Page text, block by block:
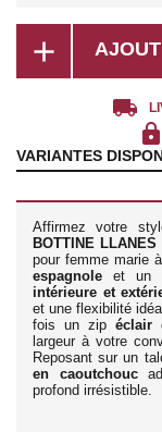
add
local_shipping
lock
VARIANTES
Affirmez votre
BOTTINE LLANES
pour femme marie
espagnole et un
intérieure et
et une flexibilité
fois un zipéclair
largeur à votre
Reposant sur un
en caoutchouc
profond irrésistible.